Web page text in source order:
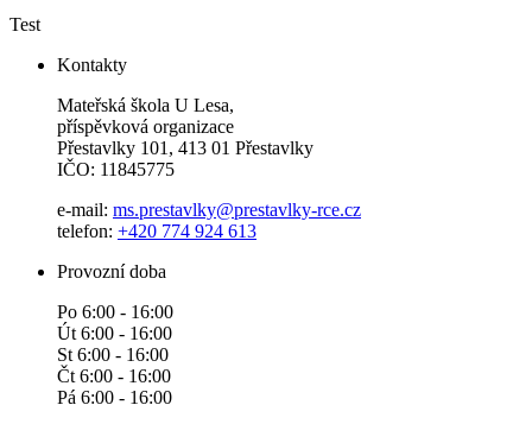
Test
Kontakty
Mateřská škola U Lesa,
příspěvková organizace
Přestavlky 101, 413 01 Přestavlky
IČO: 11845775
e-mail: ms.prestavlky@prestavlky-rce.cz
telefon: +420 774 924 613
Provozní doba
Po 6:00 - 16:00
Út 6:00 - 16:00
St 6:00 - 16:00
Čt 6:00 - 16:00
Pá 6:00 - 16:00